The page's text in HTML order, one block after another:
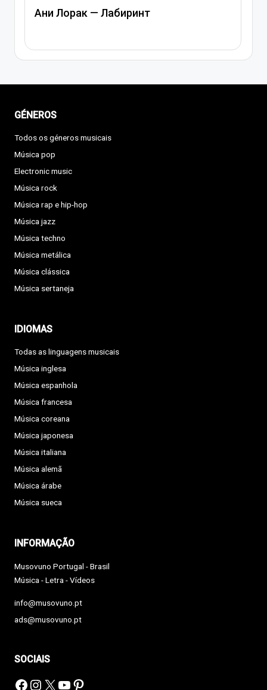
Ани Лорак — Лабиринт
GÉNEROS
Todos os géneros musicais
Música pop
Electronic music
Música rock
Música rap e hip-hop
Música jazz
Música techno
Música metálica
Música clássica
Música sertaneja
IDIOMAS
Todas as linguagens musicais
Música inglesa
Música espanhola
Música francesa
Música coreana
Música japonesa
Música italiana
Música alemã
Música árabe
Música sueca
INFORMAÇÃO
Musovuno Portugal - Brasil
Música - Letra - Vídeos
info@musovuno.pt
ads@musovuno.pt
SOCIAIS
Facebook
Instagram
X YouTube
Pinterest